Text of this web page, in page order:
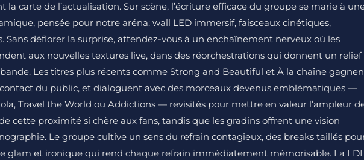
la carte de l’actualisation. Sur scène, l’écriture efficace du groupe se marie à
pensée pour notre aréna: wall LED immersif, faisceaux cinétiques,
Sans déflorer la surprise, attendez-vous à un enchaînement nerveux où les
aux nouvelles textures live, dans des réorchestrations qui donnent un relief
Les titres plus récents comme Strong and Beautiful et À la chaîne
du public, et dialoguent avec des morceaux devenus emblématiques —
Travel the World ou Addictions — revisités pour mettre en valeur l’ampleur
cette proximité si chère aux fans, tandis que les gradins offrent une vision
Le groupe cultive un sens du refrain contagieux, des breaks taillés
glam et ironique qui rend chaque refrain immédiatement mémorisable. La